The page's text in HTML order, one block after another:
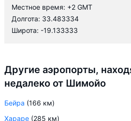
Местное время: +2 GMT
Долгота: 33.483334
Широта: -19.133333
Другие аэропорты,
недалеко от Шимойо
Бейра (166 км)
Хараре (285 км)